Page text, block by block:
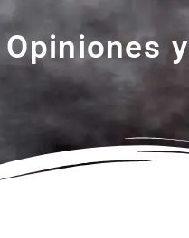
Opiniones